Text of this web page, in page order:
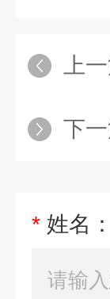
上
下一
* 姓名：